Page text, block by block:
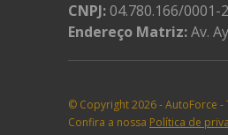
CNPJ:04.780.166/0001-
Endereço Matriz:Av.
© Copyright 2026-AutoForce
Confira a nossa Política de